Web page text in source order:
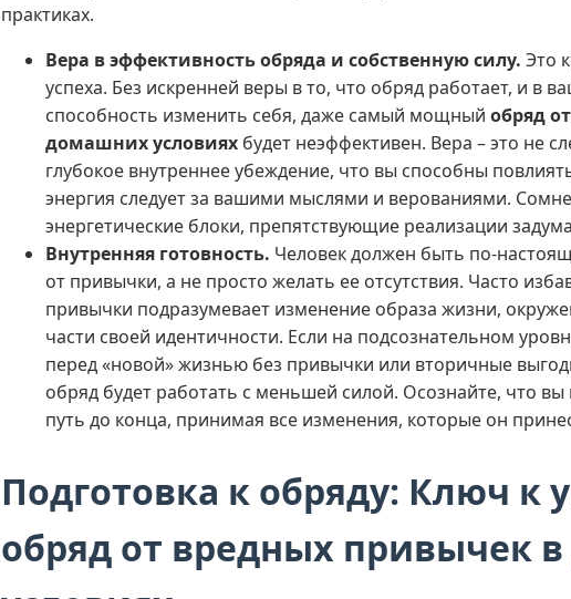
практиках.
Вера в эффективность обряда и собственную силу. Это
успеха. Без искренней веры в то, что обряд работает, и в
способность изменить себя, даже самый мощный обряд
домашних условиях будет неэффективен. Вера – это не
глубокое внутреннее убеждение, что вы способны
энергия следует за вашими мыслями и верованиями.
энергетические блоки, препятствующие реализации
Внутренняя готовность. Человек должен быть по-
от привычки, а не просто желать ее отсутствия. Часто
привычки подразумевает изменение образа жизни,
части своей идентичности. Если на подсознательном
перед «новой» жизнью без привычки или вторичные
обряд будет работать с меньшей силой. Осознайте, что вы
путь до конца, принимая все изменения, которые он
Подготовка к обряду: Ключ к
обряд от вредных привычек